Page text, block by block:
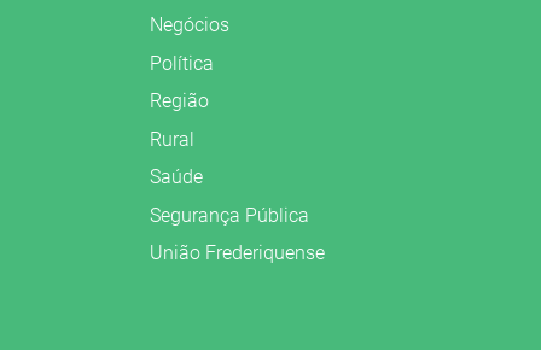
Negócios
Política
Região
Rural
Saúde
Segurança Pública
União Frederiquense